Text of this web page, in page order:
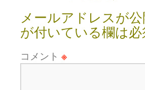
メールアドレスが
が付いている欄は
コメント ※